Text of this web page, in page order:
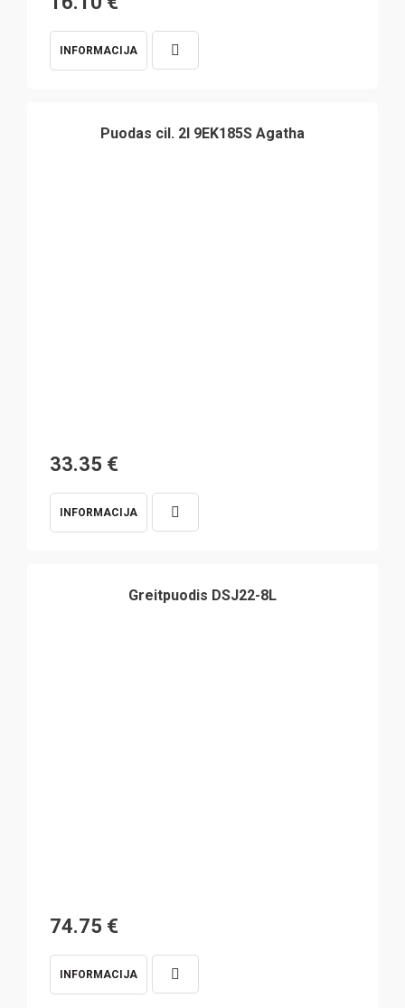
INFORMACIJA
Puodas cil. 2l 9EK185S Agatha
33.35 €
INFORMACIJA
Greitpuodis DSJ22-8L
74.75 €
INFORMACIJA